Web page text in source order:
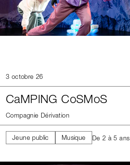
3 octobre 26
CaMPING CoSMoS
Compagnie Dérivation
Jeune public Musique De 2 à 5 ans